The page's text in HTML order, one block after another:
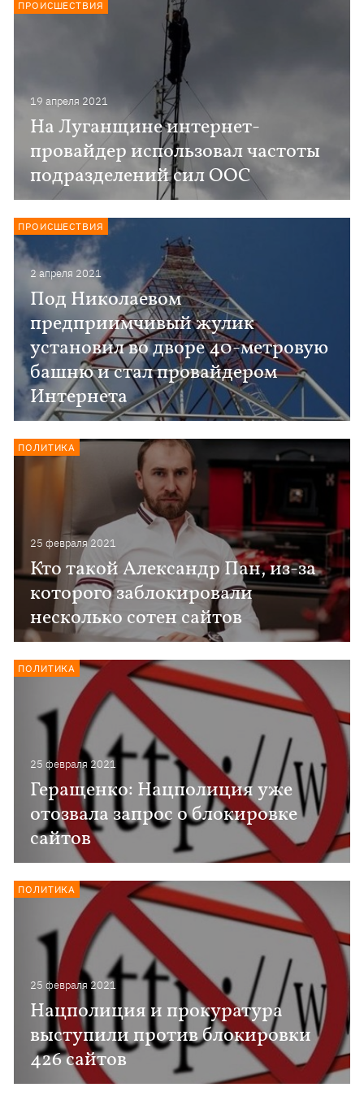
19 апреля 2021
На Луганщине интернет-
провайдер использовал частоты
подразделений сил ООС
ПРОИСШЕСТВИЯ
2 апреля 2021
Под Николаевом
предприимчивый жулик
установил во дворе 40-метровую
башню и стал провайдером
Интернета
ПРОИСШЕСТВИЯ
25 февраля 2021
Кто такой Александр Пан, из-за
которого заблокировали
несколько сотен сайтов
ПОЛИТИКА
25 февраля 2021
Геращенко: Нацполиция уже
отозвала запрос о блокировке
сайтов
ПОЛИТИКА
25 февраля 2021
Нацполиция и прокуратура
выступили против блокировки
426 сайтов
ПОЛИТИКА